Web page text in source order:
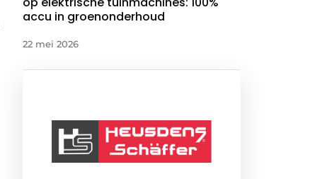
accu in groenonderhoud
22 mei 2026